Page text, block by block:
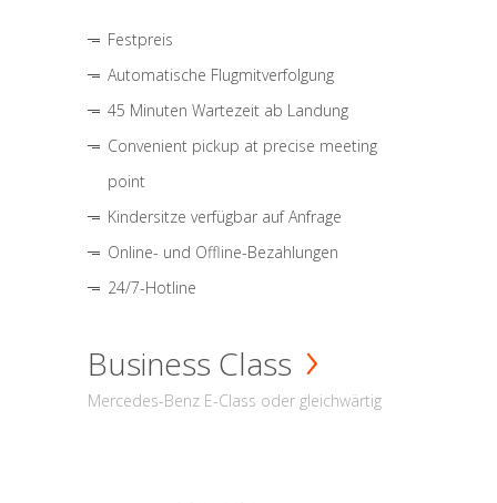
Festpreis
Automatische Flugmitverfolgung
45 Minuten Wartezeit ab Landung
Convenient pickup at precise meeting
point
Kindersitze verfügbar auf Anfrage
Online- und Offline-Bezahlungen
24/7-Hotline
Business Class
Mercedes-Benz E-Class oder gleichwärtig